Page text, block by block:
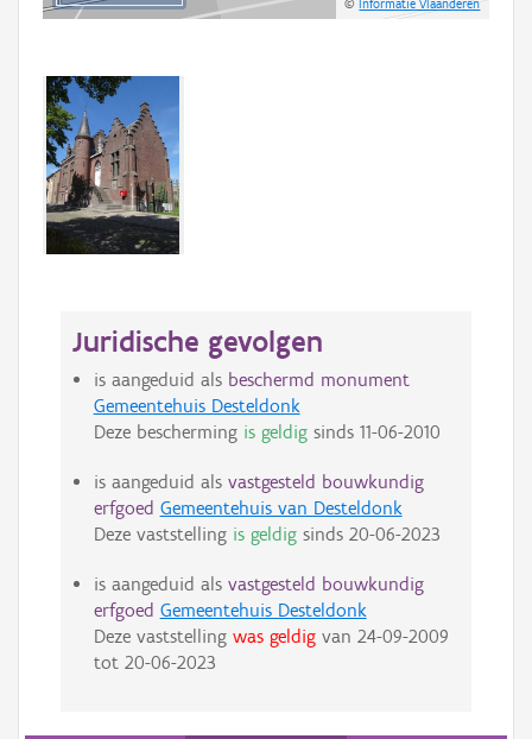
©Informatie Vlaanderen
Juridische gevolgen
is aangeduid als beschermd monument
Gemeentehuis Desteldonk
Deze bescherming is geldigsinds 11-06-2010
is aangeduid als vastgesteld bouwkundig
erfgoed Gemeentehuis van Desteldonk
Deze vaststelling is geldigsinds 20-06-2023
is aangeduid als vastgesteld bouwkundig
erfgoed Gemeentehuis Desteldonk
Deze vaststelling was geldigvan 24-09-2009
tot 20-06-2023